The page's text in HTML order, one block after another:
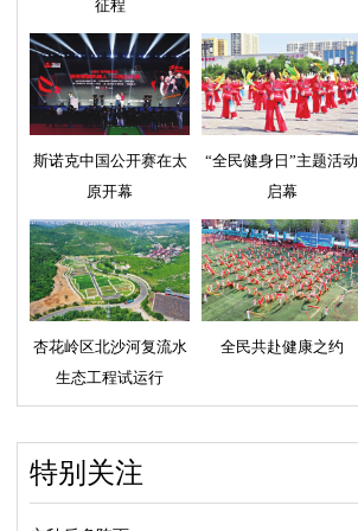
征程
斯诺克中国公开赛在太
原开幕
“全民健身日”主题活动
启幕
杏花岭区北沙河复流水
生态工程试运行
全民共赴健康之约
特别关注